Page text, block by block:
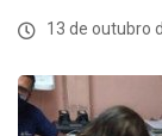
13 de outubro